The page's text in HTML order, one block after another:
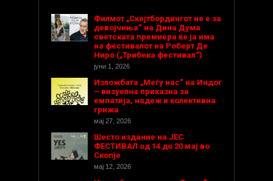
Филмот „Скејтбордингот не е за
девојчиња“ на Дина Дума
светската премиера ќе ја има
на фестивалот на Роберт Де
Ниро („Трибека фестивал“)
јуни 1, 2026
Изложбата „Меѓу нас“ на Индог
– визуелна приказна за
емпатија, надеж и колективна
грижа
мај 27, 2026
Шесто издание на ЈЕС
ФЕСТИВАЛ од 14 до 20 мај во
Скопје
мај 12, 2026